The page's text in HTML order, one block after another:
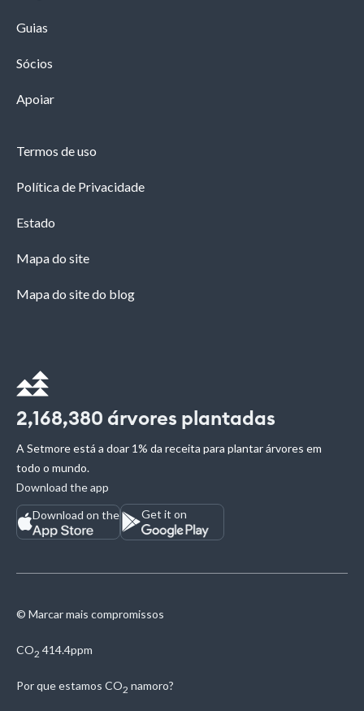
Guias
Sócios
Apoiar
Termos de uso
Política de Privacidade
Estado
Mapa do site
Mapa do site do blog
2,168,380 árvores plantadas
A Setmore está a doar 1% da receita para plantar árvores em
todo o mundo.
Download the app
Download on the
Get it on
© Marcar mais compromissos
CO2 414.4ppm
Por que estamos CO2 namoro?